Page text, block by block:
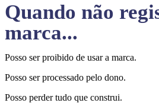
Quando não
marca...
Posso ser proibido de usar a marca.
Posso ser processado pelo dono.
Posso perder tudo que construi.